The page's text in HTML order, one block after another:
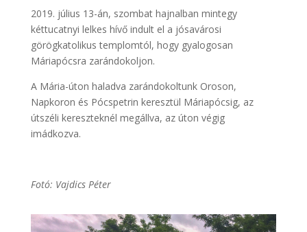
2019. július 13-án, szombat hajnalban mintegy
kéttucatnyi lelkes hívő indult el a jósavárosi
görögkatolikus templomtól, hogy gyalogosan
Máriapócsra zarándokoljon.
A Mária-úton haladva zarándokoltunk Oroson,
Napkoron és Pócspetrin keresztül Máriapócsig, az
útszéli kereszteknél megállva, az úton végig
imádkozva.
Fotó: Vajdics Péter